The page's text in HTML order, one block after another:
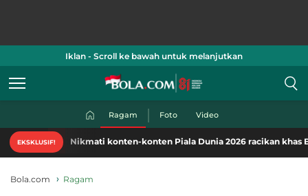
Iklan - Scroll ke bawah untuk melanjutkan
Ragam Foto Video
EKSKLUSIF!Nikmati konten-konten Piala Dunia 2026 racikan khas
Bola.com Ragam